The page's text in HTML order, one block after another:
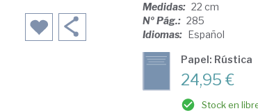
Medidas: 22 cm
Nº Pág.: 285
Idiomas: Español
Papel: Rústica
24,95 €
Stock en